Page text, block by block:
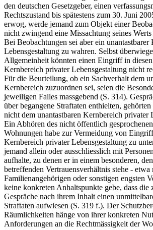
den deutschen Gesetzgeber, einen
Rechtszustand bis spätestens zum 30. Juni
erwog, werde jemand zum Objekt einer
nicht zwingend eine Missachtung seines
Bei Beobachtungen sei aber ein
Lebensgestaltung zu wahren. Selbst
Allgemeinheit könnten einen Eingriff in diesen
Kernbereich privater Lebensgestaltung nicht
Für die Beurteilung, ob ein Sachverhalt dem
Kernbereich zuzuordnen sei, seien die
jeweiligen Falles massgebend (S. 314).
über begangene Straftaten enthielten,
nicht dem unantastbaren Kernbereich privater
Ein Abhören des nicht öffentlich
Wohnungen habe zur Vermeidung von
Kernbereich privater Lebensgestaltung zu
jemand allein oder ausschliesslich mit
aufhalte, zu denen er in einem besonderen,
betreffenden Vertrauensverhältnis stehe - etwa
Familienangehörigen oder sonstigen engsten
keine konkreten Anhaltspunkte gebe, dass die
Gespräche nach ihrem Inhalt einen
Straftaten aufwiesen (S. 319 f.). Der
Räumlichkeiten hänge von ihrer konkreten
Anforderungen an die Rechtmässigkeit der